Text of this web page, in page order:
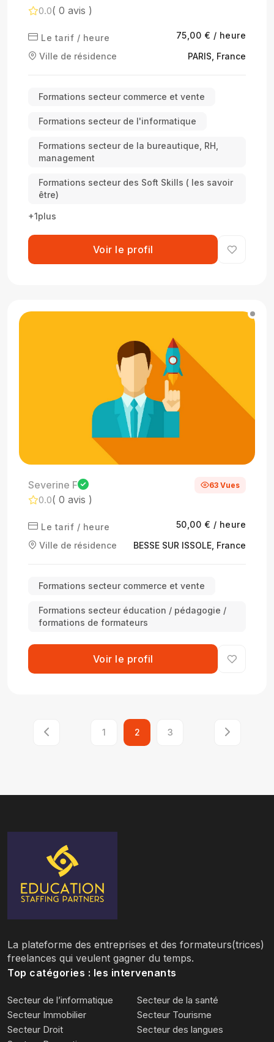
Externalisé
0.0( 0 avis )
Le tarif / heure
75,00 € / heure
Ville de résidence
PARIS, France
Formations secteur commerce et vente
Formations secteur de l'informatique
Formations secteur de la bureautique, RH,
management
Formations secteur des Soft Skills ( les savoir
être)
+1plus
Voir le profil
Severine F 63 Vues
0.0( 0 avis )
Le tarif / heure
50,00 € / heure
Ville de résidence
BESSE SUR ISSOLE, France
Formations secteur commerce et vente
Formations secteur éducation / pédagogie /
formations de formateurs
Voir le profil
1 2 3
La plateforme des entreprises et des formateurs(trices)
freelances qui veulent gagner du temps.
Top catégories : les intervenants
Secteur de l’informatique
Secteur de la santé
Secteur Immobilier
Secteur Tourisme
Secteur Droit
Secteur des langues